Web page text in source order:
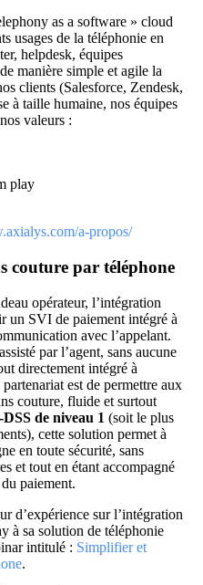
as a software » cloud
usages de la téléphonie en
helpdesk, équipes
de manière simple et agile la
clients (Salesforce, Zendesk,
à taille humaine, nos équipes
valeurs :
play
a-propos/
couture par téléphone
opérateur, l’intégration
un SVI de paiement intégré à
avec l’appelant.
par l’agent, sans aucune
directement intégré à
est de permettre aux
couture, fluide et surtout
de niveau 1 (soit le plus
cette solution permet à
en toute sécurité, sans
et tout en étant accompagné
paiement.
d’expérience sur l’intégration
à sa solution de téléphonie
intitulé : Simplifier et
.